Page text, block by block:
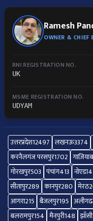
Ramesh
OWNER & CHIEF
RNI REGISTRATION NO.
UK
MSME REGISTRATION NO.
UDYAM
उत्तरप्रदेश12497 लखनऊ3374
करनैलगंज परसपुर1702
गोरखपुर503 पंचांग413 नोएडा
सीतापुर289 कानपुर280 मेरठ
आगरा215 बैजलपुर195 अलीगढ
बलरामपुर154 मैनपुरी148 झाँसी